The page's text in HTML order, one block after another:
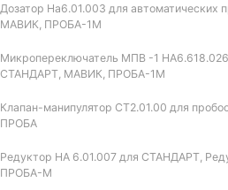
Дозатор На6.01.003 для автоматических
МАВИК, ПРОБА-1М
Микропереключатель МПВ -1
СТАНДАРТ, МАВИК, ПРОБА-1М
Клапан-манипулятор СТ2.01.00 для
ПРОБА
Редуктор НА 6.01.007 для СТАНДАРТ,
ПРОБА-М